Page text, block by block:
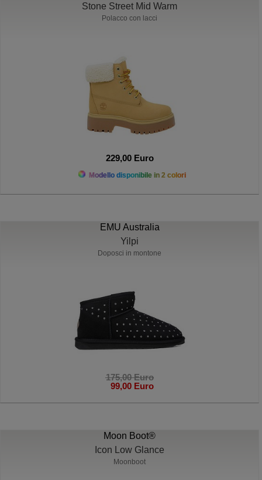
Stone Street Mid Warm
Polacco con lacci
229,00 Euro
Modello disponibile in 2 colori
EMU Australia
Yilpi
Doposci in montone
175,00 Euro
99,00 Euro
Moon Boot®
Icon Low Glance
Moonboot